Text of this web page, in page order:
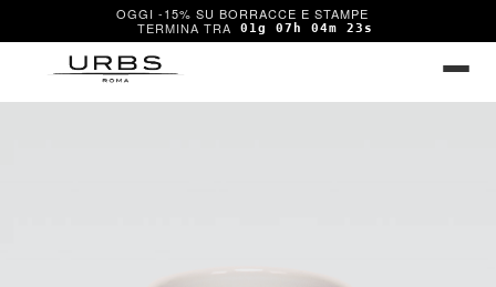
OGGI -15% SU BORRACCE E STAMPE
01g 07h 04m 23s